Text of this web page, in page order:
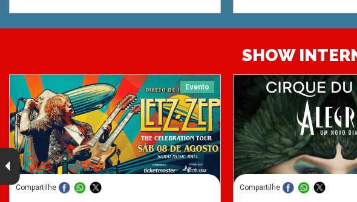
SHOW
Evento
Compartilhe Compartilhe